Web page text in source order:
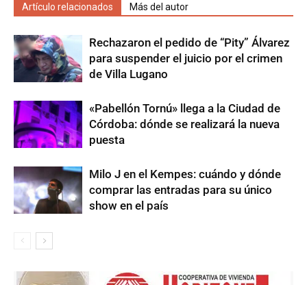
Artículo relacionados Más del autor
Rechazaron el pedido de “Pity” Álvarez
para suspender el juicio por el crimen
de Villa Lugano
«Pabellón Tornú» llega a la Ciudad de
Córdoba: dónde se realizará la nueva
puesta
Milo J en el Kempes: cuándo y dónde
comprar las entradas para su único
show en el país